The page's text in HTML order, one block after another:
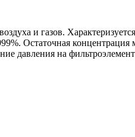
и газов.
Остаточная концентрация
давления на